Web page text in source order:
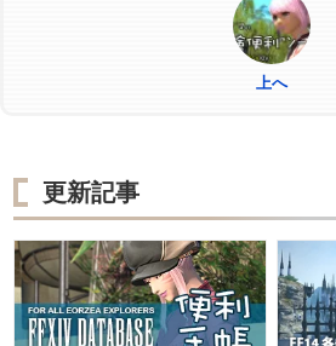
上へ
更新記事